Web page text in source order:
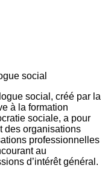
social, créé par la
à la formation
sociale, a pour
des organisations
professionnelles
au
d’intérêt général.